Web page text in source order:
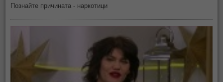
Познайте причината - наркотици